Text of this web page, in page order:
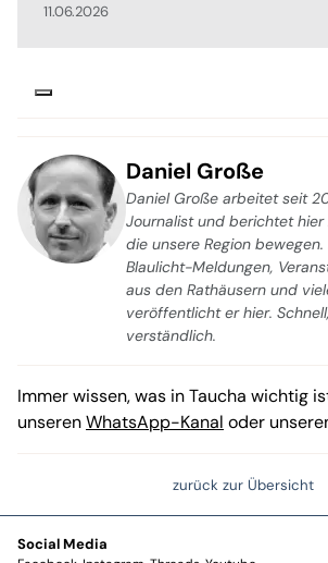
11.06.2026
Daniel Große
Daniel Große arbeitet seit
Journalist und berichtet hier
die unsere Region
Blaulicht-Meldungen,
aus den Rathäusern und
veröffentlicht er hier.
verständlich.
Immer wissen, was in Taucha wichtig
unserenWhatsApp-Kanal oder
zurück zur Übersicht
Social Media